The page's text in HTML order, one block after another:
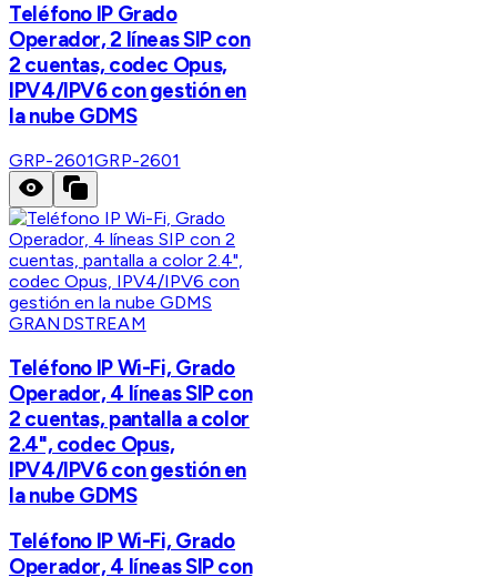
Teléfono IP Grado
Operador, 2 líneas SIP con
2 cuentas, codec Opus,
IPV4/IPV6 con gestión en
la nube GDMS
GRP-2601GRP-2601
GRANDSTREAM
Teléfono IP Wi-Fi, Grado
Operador, 4 líneas SIP con
2 cuentas, pantalla a color
2.4", codec Opus,
IPV4/IPV6 con gestión en
la nube GDMS
Teléfono IP Wi-Fi, Grado
Operador, 4 líneas SIP con